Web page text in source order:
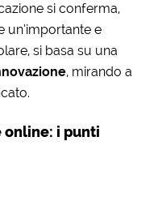
si conferma,
un’importante e
si basa su una
, mirando a
online: i punti